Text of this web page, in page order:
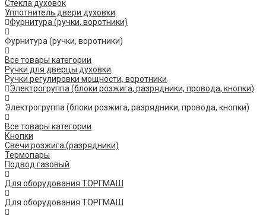
Стекла духовок
Уплотнитель двери духовки
Фурнитура (ручки, воротники)
Фурнитура (ручки, воротники)
Все товары категории
Ручки для дверцы духовки
Ручки регулировки мощности, воротники
Электрогруппа (блоки розжига, разрядники, провода, кнопки)
Электрогруппа (блоки розжига, разрядники, провода, кнопки)
Все товары категории
Кнопки
Свечи розжига (разрядники)
Термопары
Подвод газовый
Для оборудования ТОРГМАШ
Для оборудования ТОРГМАШ